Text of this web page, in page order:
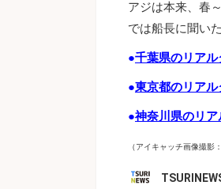
アジは本来、春
では船長に聞い
●千葉県のリア
●東京都のリア
●神奈川県のリ
（アイキャッチ画像撮影